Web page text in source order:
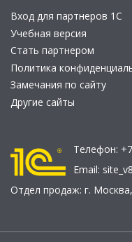
Вход для партнеров 1С
Учебная версия
Стать партнером
Политика
Замечания по сайту
Другие сайты
Телефон:
Email:
Отдел продаж: г. Москва,